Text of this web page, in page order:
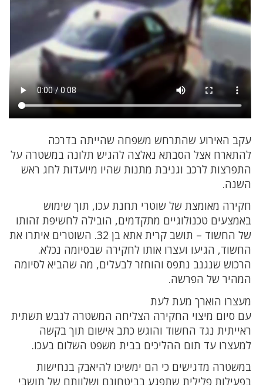
עקב האירוע שהתרחש משפחה שהייתה בדרכה
להתארח אצל הסבתא נאלצה להגיש תלונה במשטרה על
התפרצות לרכב וגניבת מתנות שהיו מיועדות לחג ראש
השנה.
חקירה מאומצת של שוטרי תחנת עכו, תוך שימוש
באמצעים טכנולוגיים מתקדמים, הובילה לחשיפת זהותו
של החשוד – תושב קרית אתא בן 32. השוטרים איתרו את
החשוד, הגיעו ועצרו אותו לחקירה שבסיומה נכלא.
הרכוש שנגנב נתפס והוחזר לבעלים, מה שהביא לסיומה
המהיר של הפרשה.
מעצרו הוארך מעת לעת
עם סיום מיצוי החקירה הצליחה המשטרה לגבש תשתית
ראייתית נגד החשוד והוגש כתב אישום תוך בקשה
למעצרו עד תום ההליכים בבית משפט השלום בעכו.
במשטרה מדגישים כי הם ימשיכו להיאבק בנחישות
בפעילות פלילית שתפגע בביטחונם ושלוותם של תושבי